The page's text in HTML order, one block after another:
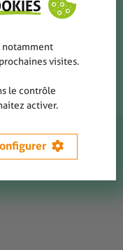
notamment
visites.
le contrôle
activer.